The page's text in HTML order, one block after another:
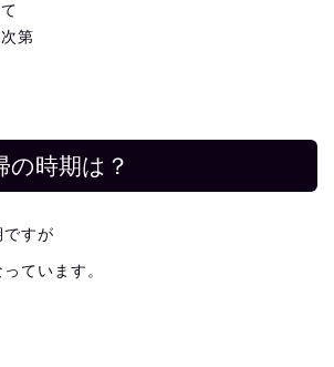
第
の時期は？
ですが
ています。